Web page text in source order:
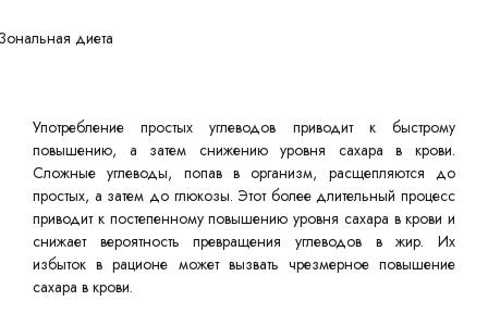
Употребление простых углеводов приводит к быстрому
повышению, а затем снижению уровня сахара в крови.
Сложные углеводы, попав в организм, расщепляются до
простых, а затем до глюкозы. Этот более длительный процесс
приводит к постепенному повышению уровня сахара в крови и
снижает вероятность превращения углеводов в жир. Их
избыток в рационе может вызвать чрезмерное повышение
сахара в крови.